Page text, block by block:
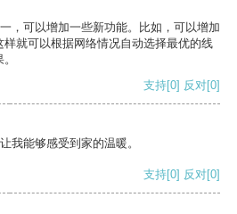
，可以增加一些新功能。比如，可以增加
就可以根据网络情况自动选择最优的线
支持[0] 反对[0]
我能够感受到家的温暖。
支持[0] 反对[0]